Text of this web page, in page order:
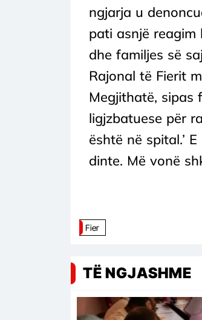
ngjarja u
pati asnjë reagim
dhe familjes së
Rajonal të Fierit
Megjithatë, sipas
ligjzbatuese për
është në spital.’
dinte. Më vonë
Fier
TË NGJASHME